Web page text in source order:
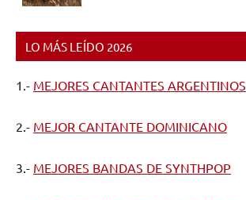
LO MÁS LEÍDO 2026
1.- MEJORES CANTANTES ARGENTINOS
2.- MEJOR CANTANTE DOMINICANO
3.- MEJORES BANDAS DE SYNTHPOP